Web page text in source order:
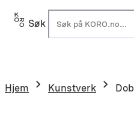
Hopp
Søk
Hjem Kunstverk